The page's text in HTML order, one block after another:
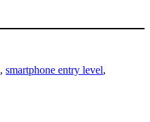
, smartphone entry level